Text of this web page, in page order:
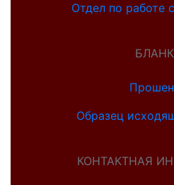
Отдел по работе
Образец
КОНТАКТНАЯ